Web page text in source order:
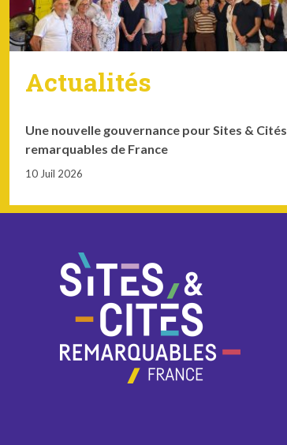
Actualités
Une nouvelle gouvernance pour Sites & Cités
remarquables de France
10 Juil 2026